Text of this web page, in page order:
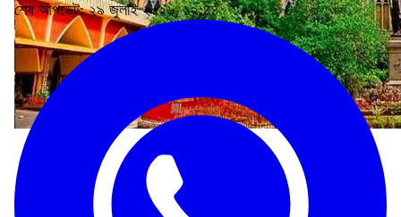
শেষ আপডেট: ২৯ জুলাই ২০২৬, ১২:৪৪